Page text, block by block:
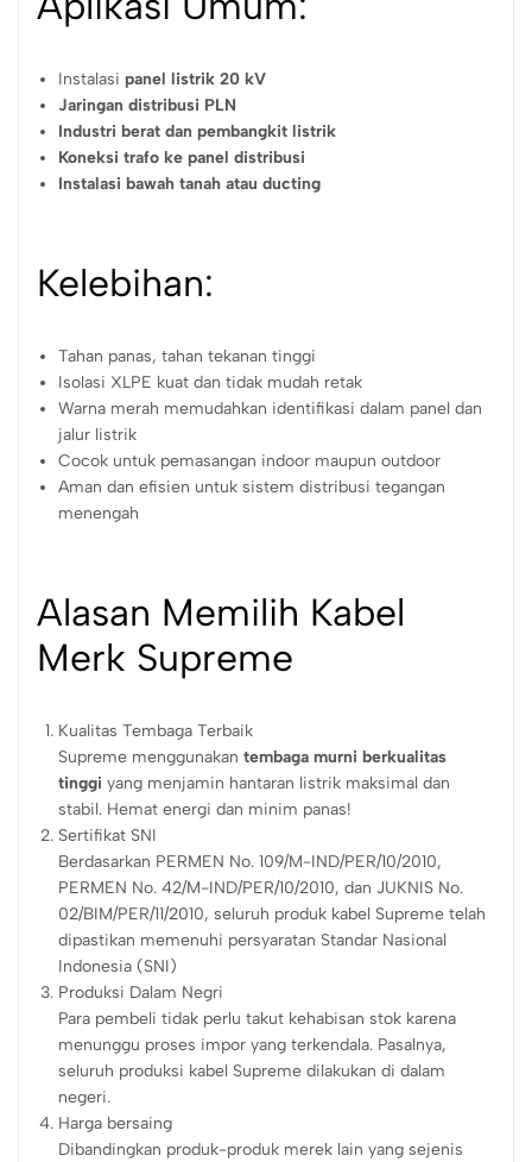
Instalasipanel listrik 20 kV
Jaringan distribusi PLN
Industri berat dan pembangkit listrik
Koneksi trafo ke panel distribusi
Instalasi bawah tanah atau ducting
Kelebihan:
Tahan panas, tahan tekanan tinggi
Isolasi XLPE kuat dan tidak mudah retak
Warna merah memudahkan identifikasi dalam panel dan
jalur listrik
Cocok untuk pemasangan indoor maupun outdoor
Aman dan efisien untuk sistem distribusi tegangan
menengah
Alasan Memilih Kabel
Merk Supreme
Kualitas Tembaga Terbaik
Supreme menggunakantembaga murni berkualitas
tinggi yang menjamin hantaran listrik maksimal dan
stabil. Hemat energi dan minim panas!
Sertifikat SNI
Berdasarkan PERMEN No. 109/M-IND/PER/10/2010,
PERMEN No. 42/M-IND/PER/10/2010, dan JUKNIS No.
02/BIM/PER/11/2010, seluruh produk kabel Supreme telah
dipastikan memenuhi persyaratan Standar Nasional
Indonesia (SNI)
Produksi Dalam Negri
Para pembeli tidak perlu takut kehabisan stok karena
menunggu proses impor yang terkendala. Pasalnya,
seluruh produksi kabel Supreme dilakukan di dalam
negeri.
Harga bersaing
Dibandingkan produk-produk merek lain yang sejenis